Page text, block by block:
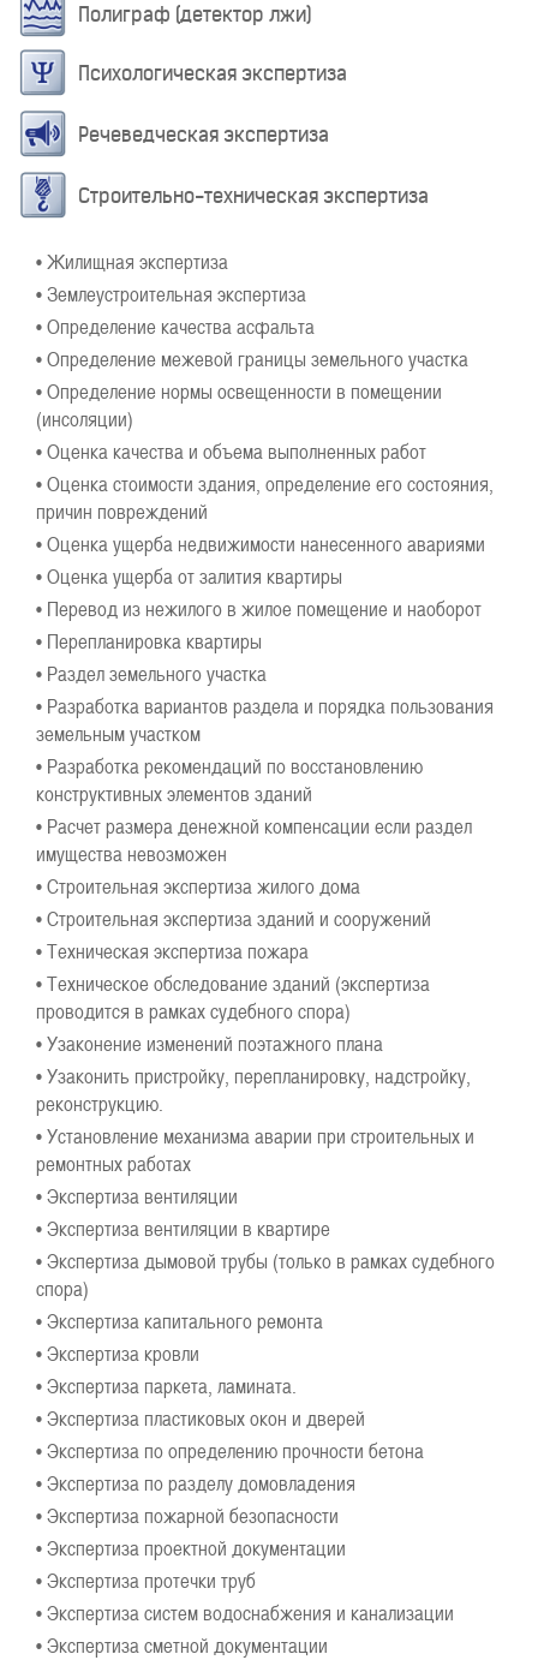
Полиграф (детектор лжи)
Психологическая экспертиза
Речеведческая экспертиза
Строительно-техническая экспертиза
• Жилищная экспертиза
• Землеустроительная экспертиза
• Определение качества асфальта
• Определение межевой границы земельного участка
• Определение нормы освещенности в помещении
(инсоляции)
• Оценка качества и объема выполненных работ
• Оценка стоимости здания, определение его состояния,
причин повреждений
• Оценка ущерба недвижимости нанесенного авариями
• Оценка ущерба от залития квартиры
• Перевод из нежилого в жилое помещение и наоборот
• Перепланировка квартиры
• Раздел земельного участка
• Разработка вариантов раздела и порядка пользования
земельным участком
• Разработка рекомендаций по восстановлению
конструктивных элементов зданий
• Расчет размера денежной компенсации если раздел
имущества невозможен
• Строительная экспертиза жилого дома
• Строительная экспертиза зданий и сооружений
• Техническая экспертиза пожара
• Техническое обследование зданий (экспертиза
проводится в рамках судебного спора)
• Узаконение изменений поэтажного плана
• Узаконить пристройку, перепланировку, надстройку,
реконструкцию.
• Установление механизма аварии при строительных и
ремонтных работах
• Экспертиза вентиляции
• Экспертиза вентиляции в квартире
• Экспертиза дымовой трубы (только в рамках судебного
спора)
• Экспертиза капитального ремонта
• Экспертиза кровли
• Экспертиза паркета, ламината.
• Экспертиза пластиковых окон и дверей
• Экспертиза по определению прочности бетона
• Экспертиза по разделу домовладения
• Экспертиза пожарной безопасности
• Экспертиза проектной документации
• Экспертиза протечки труб
• Экспертиза систем водоснабжения и канализации
• Экспертиза сметной документации